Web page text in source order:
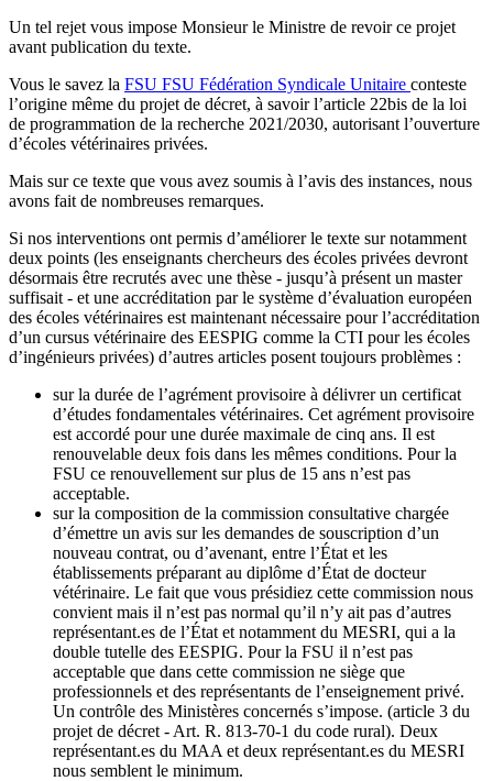
Un tel rejet vous impose Monsieur le Ministre de revoir ce projet
avant publication du texte.
Vous le savez la FSU FSU Fédération Syndicale Unitaire conteste
l’origine même du projet de décret, à savoir l’article 22bis de la loi
de programmation de la recherche 2021/2030, autorisant l’ouverture
d’écoles vétérinaires privées.
Mais sur ce texte que vous avez soumis à l’avis des instances, nous
avons fait de nombreuses remarques.
Si nos interventions ont permis d’améliorer le texte sur notamment
deux points (les enseignants chercheurs des écoles privées devront
désormais être recrutés avec une thèse - jusqu’à présent un master
suffisait - et une accréditation par le système d’évaluation européen
des écoles vétérinaires est maintenant nécessaire pour l’accréditation
d’un cursus vétérinaire des EESPIG comme la CTI pour les écoles
d’ingénieurs privées) d’autres articles posent toujours problèmes :
sur la durée de l’agrément provisoire à délivrer un certificat
d’études fondamentales vétérinaires. Cet agrément provisoire
est accordé pour une durée maximale de cinq ans. Il est
renouvelable deux fois dans les mêmes conditions. Pour la
FSU ce renouvellement sur plus de 15 ans n’est pas
acceptable.
sur la composition de la commission consultative chargée
d’émettre un avis sur les demandes de souscription d’un
nouveau contrat, ou d’avenant, entre l’État et les
établissements préparant au diplôme d’État de docteur
vétérinaire. Le fait que vous présidiez cette commission nous
convient mais il n’est pas normal qu’il n’y ait pas d’autres
représentant.es de l’État et notamment du MESRI, qui a la
double tutelle des EESPIG. Pour la FSU il n’est pas
acceptable que dans cette commission ne siège que
professionnels et des représentants de l’enseignement privé.
Un contrôle des Ministères concernés s’impose. (article 3 du
projet de décret - Art. R. 813-70-1 du code rural). Deux
représentant.es du MAA et deux représentant.es du MESRI
nous semblent le minimum.